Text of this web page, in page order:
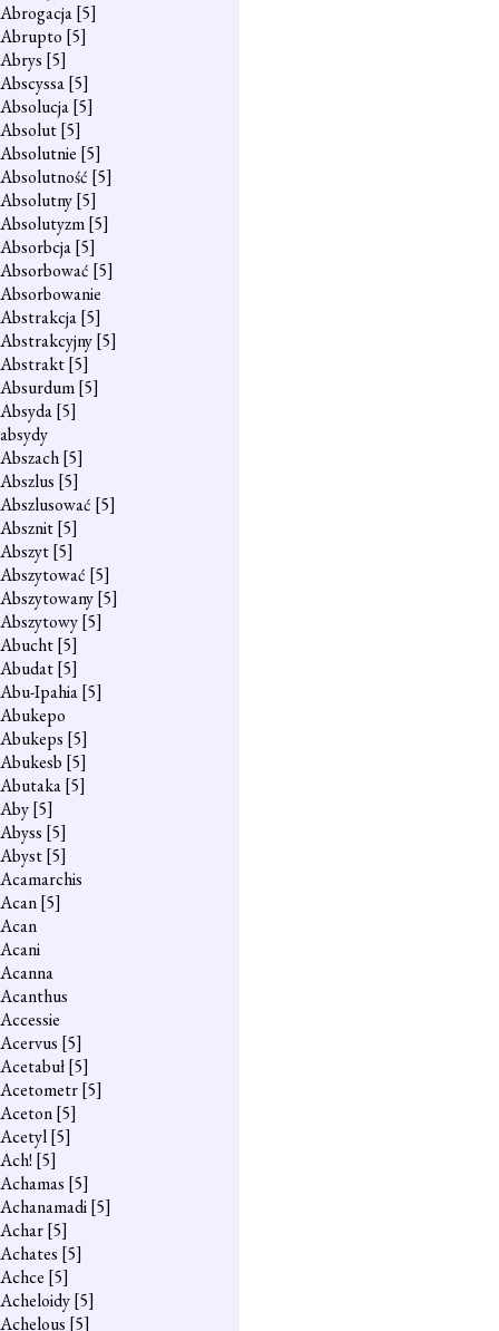
Abrogacja[5]
Abrupto [5]
Abrys [5]
Abscyssa[5]
Absolucja[5]
Absolut[5]
Absolutnie [5]
Absolutność [5]
Absolutny[5]
Absolutyzm[5]
Absorbcja[5]
Absorbować [5]
Absorbowanie
Abstrakcja[5]
Abstrakcyjny[5]
Abstrakt[5]
Absurdum[5]
Absyda[5]
absydy
Abszach[5]
Abszlus [5]
Abszlusować [5]
Absznit[5]
Abszyt[5]
Abszytować [5]
Abszytowany[5]
Abszytowy[5]
Abucht[5]
Abudat[5]
Abu-Ipahia[5]
Abukepo
Abukeps [5]
Abukesb [5]
Abutaka[5]
Aby[5]
Abyss [5]
Abyst[5]
Acamarchis
Acan[5]
Acan
Acani
Acanna
Acanthus
Accessie
Acervus [5]
Acetabuł[5]
Acetometr[5]
Aceton[5]
Acetyl[5]
Ach! [5]
Achamas [5]
Achanamadi[5]
Achar[5]
Achates [5]
Achce [5]
Acheloidy[5]
Achelous [5]